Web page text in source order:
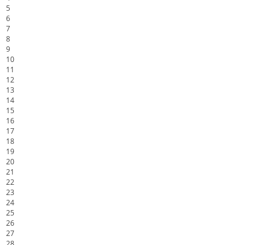
5
6
7
8
9
10
11
12
13
14
15
16
17
18
19
20
21
22
23
24
25
26
27